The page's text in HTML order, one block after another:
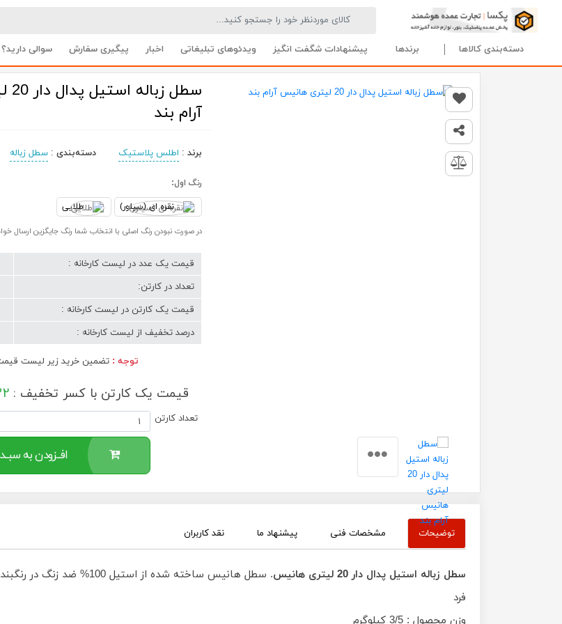
دسته‌بندی کالاها برندها پیشنهادات شگفت انگیز ویدئوهای تبلیغاتی اخبار پیگیری سفارش سوالی دارید؟
صفحه اصلی تمام محصولات سطل زباله استیل پدال دار 20 لیتری هانیس آرام بند
آرام بند
برند : اطلس پلاستیک دسته‌بندی :سطل زباله
رنگ اول:
نقره ای (سیلور)
طلایی
در صورت نبودن رنگ اصلی با انتخاب شما رنگ جایگزین ارسال
قیمت یک عدد در لیست کارخانه :
تعداد در کارتن:
قیمت یک کارتن در لیست کارخانه :
درصد تخفیف از لیست کارخانه :
توجه : تضمین خرید زیر لیست قیمت
قیمت یک کارتن با کسر تخفیف :
تعداد کارتن
افــزودن به
توضیحات مشخصات فنی پیشنهاد ما نقد کاربران
سطل زباله استیل پدال دار 20 لیتری هانیس
. سطل هانیس ساخته شده از
فرد